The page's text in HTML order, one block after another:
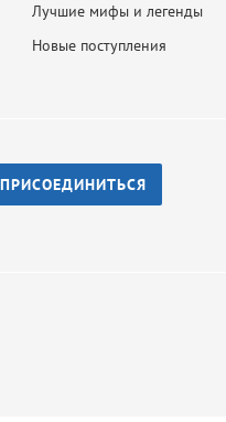
Лучшие мифы и легенды
Новые поступления
ПРИСОЕДИНИТЬСЯ